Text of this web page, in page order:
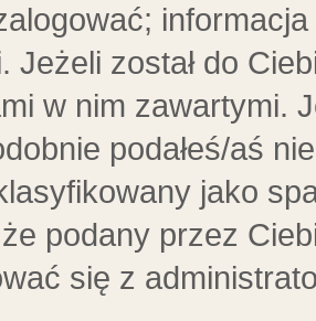
Jeżeli został do
w nim zawartymi.
podałeś/aś
jako
podany przez
się z